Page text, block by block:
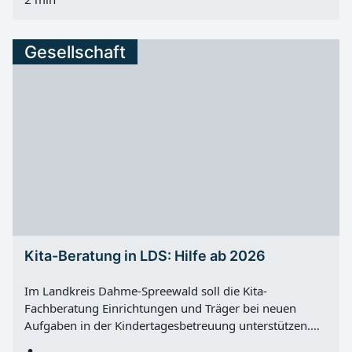
Einschränkungen im Badebetrieb kommt. Von
kann es zu Einschränkungen oder auch zur kompletten
Einstellung des Badebetriebs kommen. Von Freitag,
Gesellschaft
Kita-Beratung in LDS: Hilfe ab 2026
Im Landkreis Dahme-Spreewald soll die Kita-
Fachberatung Einrichtungen und Träger bei neuen
Aufgaben in der Kindertagesbetreuung unterstützen.